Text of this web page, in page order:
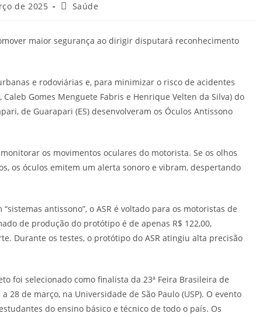
de 2025 Saúde
maior segurança ao dirigir disputará reconhecimento
e rodoviárias e, para minimizar o risco de acidentes
Gomes Menguete Fabris e Henrique Velten da Silva) do
de Guarapari (ES) desenvolveram os Óculos Antissono
os movimentos oculares do motorista. Se os olhos
os óculos emitem um alerta sonoro e vibram, despertando
antissono”, o ASR é voltado para os motoristas de
de produção do protótipo é de apenas R$ 122,00,
Durante os testes, o protótipo do ASR atingiu alta precisão
foi selecionado como finalista da 23ª Feira Brasileira de
28 de março, na Universidade de São Paulo (USP). O evento
do ensino básico e técnico de todo o país. Os